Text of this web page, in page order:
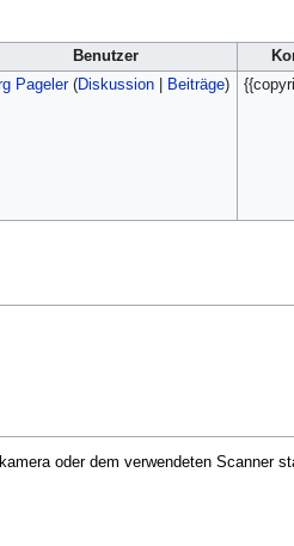
Benutzer
Pageler (Diskussion| Beiträge)
oder dem verwendeten Scanner